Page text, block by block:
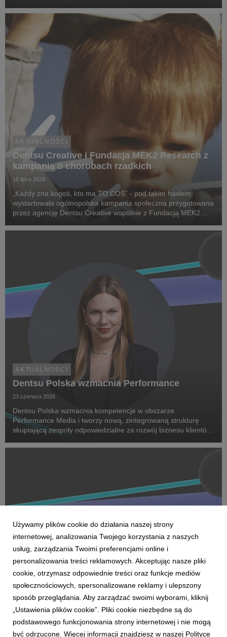
inteligencji.
AKTUALNOŚCI
Dentsu Creative i Fundacja MEK2 Research z
kampanią o chorobach rzadkich
16 lipca 2026
„Każdy zna kogoś, kto ma TO COŚ” - pod takim hasłem
wystartowała ogólnopolska kampania społeczna przygotowana
przez agencję Dentsu Creative wspólnie z Fundacją MEK2
chorób rzadkich, zwrócenie uwagi na problemy pac...
AKTUALNOŚCI
Dentsu Polska wzmacnia Performance
23 czerwca 2026
Dentsu Polska wzmacnia kompetencje w obszarze
Performance Media i tworzy nową, zintegrowaną strukturę
skupiającą zespoły odpowiedzialne za rozwój biznesu klientów
Na czele nowego obszaru stanęła Marta Bińczyk jako H...
AKTUALNOŚCI
Dentsu wzmacnia kompetencje Business
Transformation w Polsce
27 kwietnia 2026
Dentsu rozwija w Polsce kompetencje Business
Używamy plików cookie do działania naszej strony
internetowej, analizowania Twojego korzystania z naszych
usług, zarządzania Twoimi preferencjami online i
personalizowania treści reklamowych. Akceptując nasze pliki
cookie, otrzymasz odpowiednie treści oraz funkcje mediów
społecznościowych, spersonalizowane reklamy i ulepszony
sposób przeglądania. Aby zarządzać swoimi wyborami, kliknij
„Ustawienia plików cookie”. Pliki cookie niezbędne są do
podstawowego funkcjonowania strony internetowej i nie mogą
być odrzucone. Więcej informacji znajdziesz w naszej Polityce